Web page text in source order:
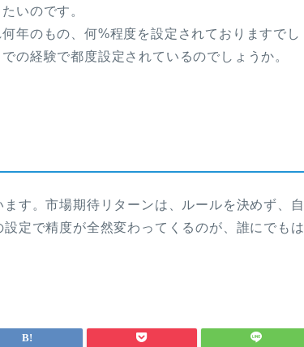
いのです。
年のもの、何%程度を設定されておりますでし
の経験で都度設定されているのでしょうか。
す。市場期待リターンは、ルールを決めず、自
定で精度が全然変わってくるのが、誰にでもは